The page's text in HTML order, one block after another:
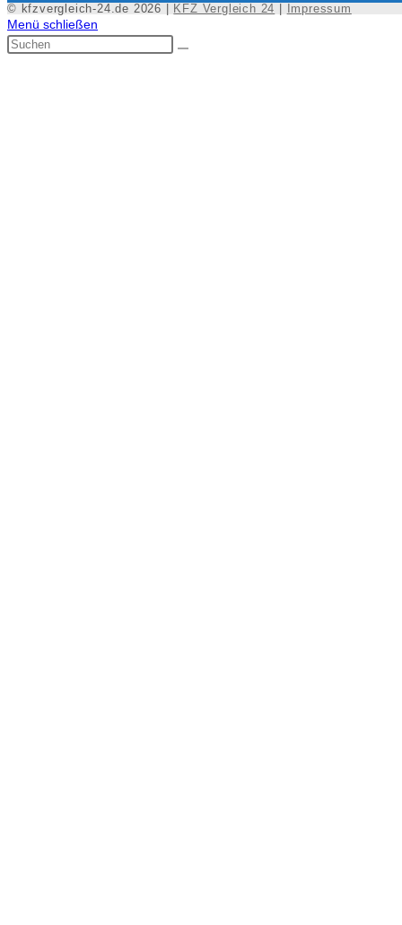
© kfzvergleich-24.de 2026 | KFZ Vergleich 24 | Impressum
Menü schließen